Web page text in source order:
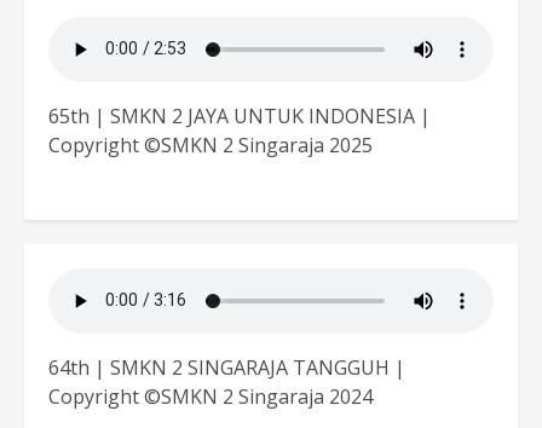
65th | SMKN 2 JAYA UNTUK INDONESIA |
Copyright ©SMKN 2 Singaraja 2025
64th | SMKN 2 SINGARAJA TANGGUH |
Copyright ©SMKN 2 Singaraja 2024